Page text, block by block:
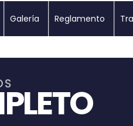
Galería Reglamento